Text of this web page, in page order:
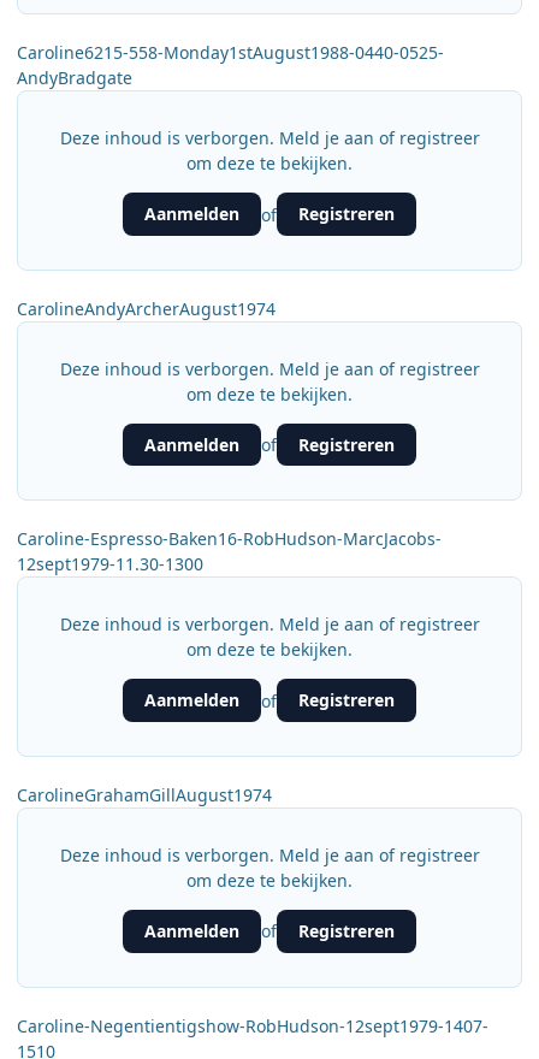
Caroline6215-558-Monday1stAugust1988-0440-0525-
AndyBradgate
Deze inhoud is verborgen. Meld je aan of registreer
om deze te bekijken.
Aanmelden of Registreren
CarolineAndyArcherAugust1974
Deze inhoud is verborgen. Meld je aan of registreer
om deze te bekijken.
Aanmelden of Registreren
Caroline-Espresso-Baken16-RobHudson-MarcJacobs-
12sept1979-11.30-1300
Deze inhoud is verborgen. Meld je aan of registreer
om deze te bekijken.
Aanmelden of Registreren
CarolineGrahamGillAugust1974
Deze inhoud is verborgen. Meld je aan of registreer
om deze te bekijken.
Aanmelden of Registreren
Caroline-Negentientigshow-RobHudson-12sept1979-1407-
1510